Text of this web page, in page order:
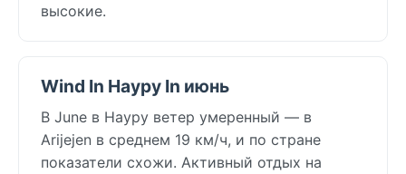
высокие.
Wind In Науру In июнь
В June в Науру ветер умеренный — в
Arijejen в среднем 19 км/ч, и по стране
показатели схожи. Активный отдых на